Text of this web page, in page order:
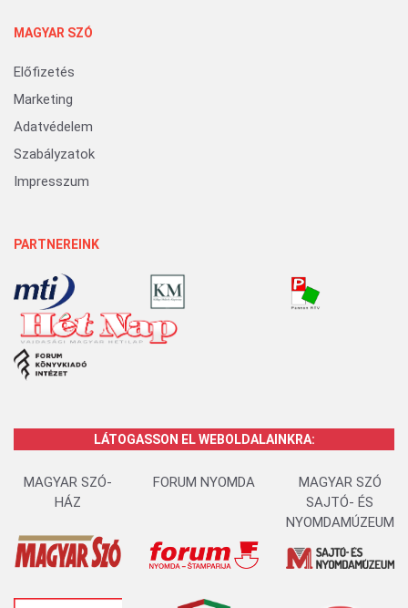
MAGYAR SZÓ
Előfizetés
Marketing
Adatvédelem
Szabályzatok
Impresszum
PARTNEREINK
LÁTOGASSON EL WEBOLDALAINKRA:
MAGYAR SZÓ-
HÁZ
FORUM NYOMDA
MAGYAR SZÓ
SAJTÓ- ÉS
NYOMDAMÚZEUM